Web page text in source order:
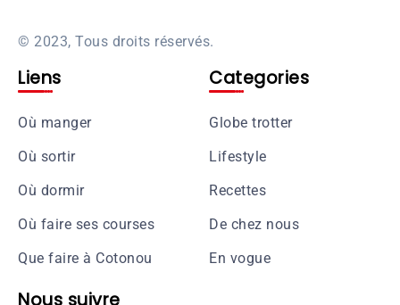
© 2023, Tous droits réservés.
Liens
Où manger
Où sortir
Où dormir
Où faire ses courses
Que faire à Cotonou
Categories
Globe trotter
Lifestyle
Recettes
De chez nous
En vogue
Nous suivre